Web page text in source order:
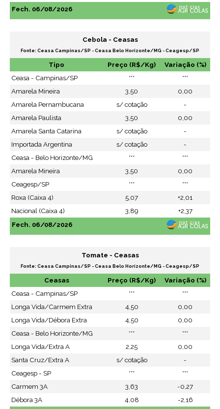
Fech. 06/08/2026
Cebola - Ceasas
Fonte: Ceasa Campinas/SP - Ceasa Belo Horizonte/MG - Ceagesp/SP
Tipo Preço (R$/Kg)
Variação (%)
Ceasa - Campinas/SP
***
***
Amarela Mineira
3,50
0,00
Amarela Pernambucana
s/ cotação
-
Amarela Paulista
3,50
0,00
Amarela Santa Catarina
s/ cotação
-
Importada Argentina
s/ cotação
-
Ceasa - Belo Horizonte/MG
***
***
Amarela Mineira
3,50
0,00
Ceagesp/SP
***
***
Roxa (Caixa 4)
5,07
+2,01
Nacional (Caixa 4)
3,89
+2,37
Fech. 06/08/2026
Tomate - Ceasas
Fonte: Ceasa Campinas/SP - Ceasa Belo Horizonte/MG - Ceagesp/SP
Ceasas Preço (R$/Kg)
Variação (%)
Ceasa - Campinas/SP
***
***
Longa Vida/Carmem Extra
4,50
0,00
Longa Vida/Débora Extra
4,50
0,00
Ceasa - Belo Horizonte/MG
***
***
Longa Vida/Extra A
2,25
0,00
Santa Cruz/Extra A
s/ cotação
-
Ceagesp - SP
***
***
Carmem 3A
3,63
-0,27
Débora 3A
4,08
-2,16